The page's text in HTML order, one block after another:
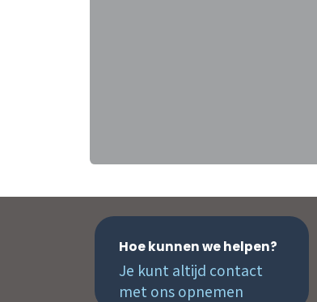
Hoe kunnen we helpen?
Je kunt altijd contact
met ons opnemen